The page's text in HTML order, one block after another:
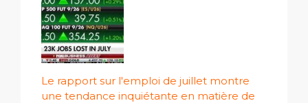
Le rapport sur l'emploi de juillet montre
une tendance inquiétante en matière de